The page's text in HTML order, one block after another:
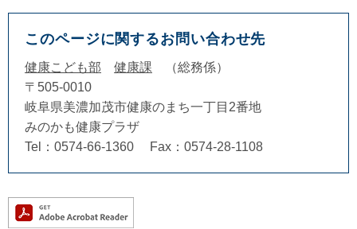
このページに関するお問い合わせ先
健康こども部 健康課
総務係
〒505-0010
岐阜県美濃加茂市健康のまち一丁目2番地
みのかも健康プラザ
Tel：0574-66-1360
Fax：0574-28-1108